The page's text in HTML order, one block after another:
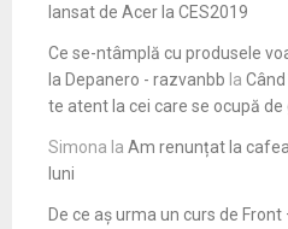
lansat de Acer la CES2019
Ce se-ntâmplă cu produsele
la Depanero - razvanbb la
te atent la cei care se ocupă
Simona la Am renunțat la
luni
De ce aș urma un curs de Front